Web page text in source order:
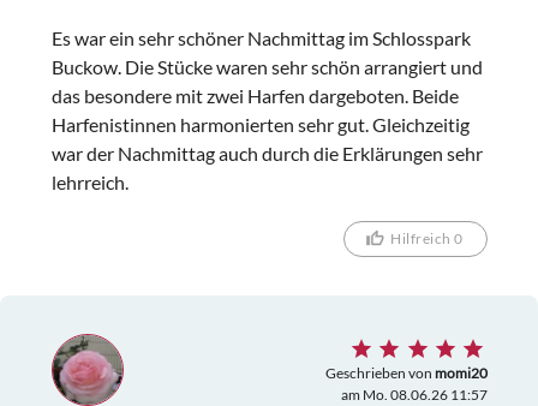
Es war ein sehr schöner Nachmittag im Schlosspark
Buckow. Die Stücke waren sehr schön arrangiert und
das besondere mit zwei Harfen dargeboten. Beide
Harfenistinnen harmonierten sehr gut. Gleichzeitig
war der Nachmittag auch durch die Erklärungen sehr
lehrreich.
Hilfreich 0
Geschrieben von momi20
am Mo. 08.06.26 11:57